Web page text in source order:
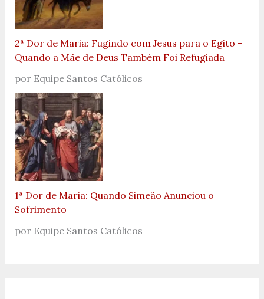
2ª Dor de Maria: Fugindo com Jesus para o Egito –
Quando a Mãe de Deus Também Foi Refugiada
por Equipe Santos Católicos
1ª Dor de Maria: Quando Simeão Anunciou o
Sofrimento
por Equipe Santos Católicos